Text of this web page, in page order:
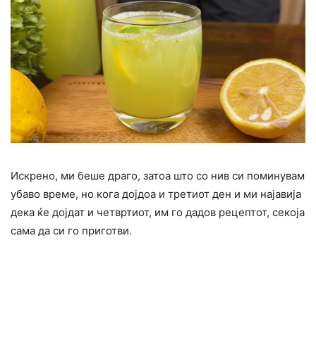
Искрено, ми беше драго, затоа што со нив си поминувам
убаво време, но кога дојдоа и третиот ден и ми најавија
дека ќе дојдат и четвртиот, им го дадов рецептот, секоја
сама да си го приготви.